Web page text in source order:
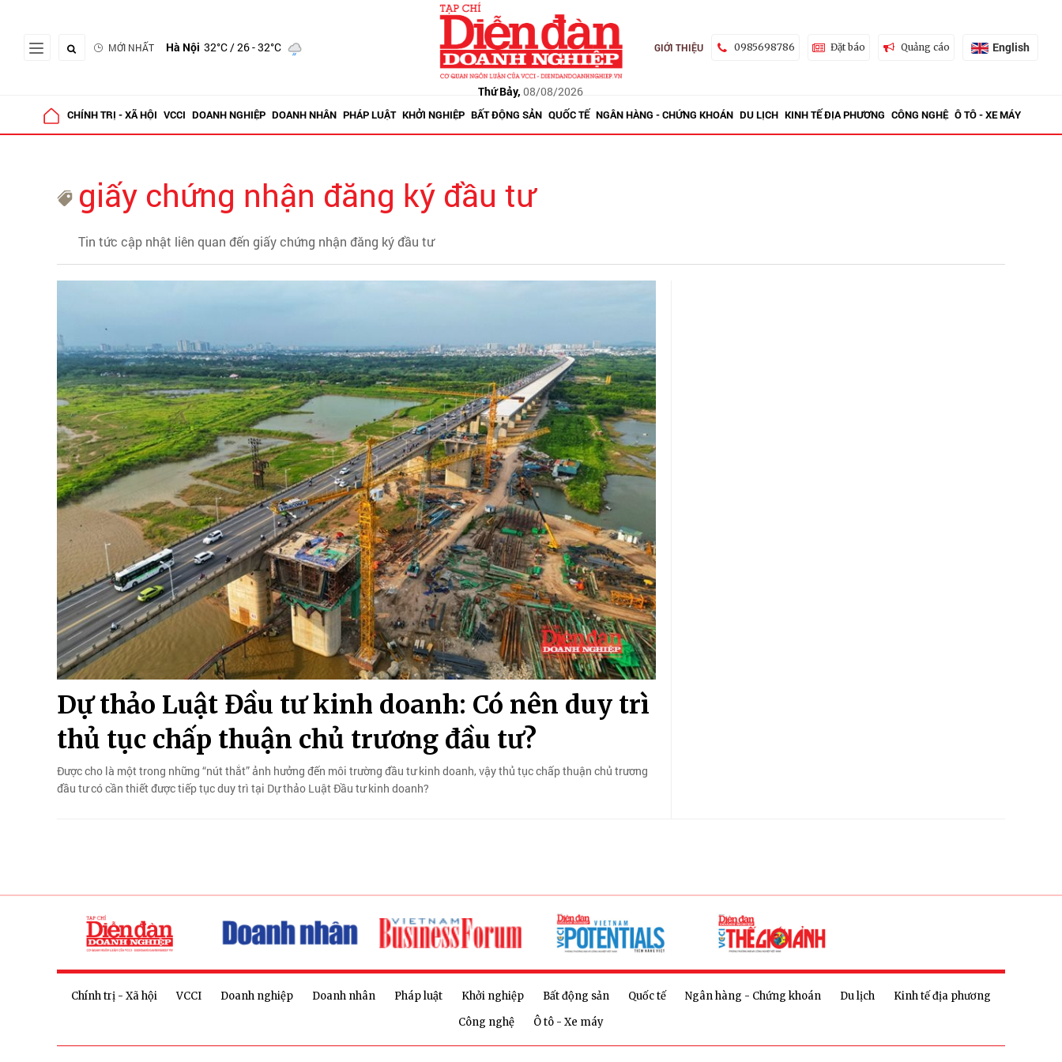
MỚI NHẤT Hà Nội 32°C/ 26 - 32°C
Thứ Bảy, 08/08/2026
GIỚI THIỆU 0985698786 Đặt báo Quảng cáo English
CHÍNH TRỊ - XÃ HỘI VCCI DOANH NGHIỆP DOANH NHÂN PHÁP LUẬT KHỞI NGHIỆP BẤT ĐỘNG SẢN QUỐC TẾ NGÂN HÀNG - CHỨNG KHOÁN DU LỊCH KINH TẾ ĐỊA PHƯƠNG CÔNG NGHỆ Ô TÔ - XE MÁY
giấy chứng nhận đăng ký đầu tư
Tin tức cập nhật liên quan đến giấy chứng nhận đăng ký đầu tư
Dự thảo Luật Đầu tư kinh doanh: Có nên duy trì
thủ tục chấp thuận chủ trương đầu tư?
Được cho là một trong những “nút thắt” ảnh hưởng đến môi trường đầu tư kinh doanh, vậy thủ tục chấp thuận chủ trương
đầu tư có cần thiết được tiếp tục duy trì tại Dự thảo Luật Đầu tư kinh doanh?
Chính trị - Xã hội VCCI Doanh nghiệp Doanh nhân Pháp luật Khởi nghiệp Bất động sản Quốc tế Ngân hàng - Chứng khoán Du lịch
Kinh tế địa phương
Công nghệ
Ô tô - Xe máy